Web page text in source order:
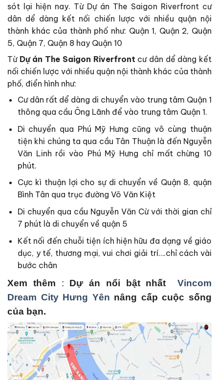
sót lại hiện nay. Từ Dự án The Saigon Riverfront cư
dân dể dàng kết nối chiến lược với nhiều quận nội
thành khác của thành phố như: Quận 1, Quận 2, Quận
5, Quận 7, Quận 8 hay Quận 10
Từ Dự án The Saigon Riverfront cư dân dể dàng kết
nối chiến lược với nhiều quận nội thành khác của thành
phố, điển hình như:
Cư dân rất dể dàng di chuyển vào trung tâm Quận 1
thông qua cầu Ông Lãnh để vào trung tâm Quận 1.
Di chuyển qua Phú Mỹ Hưng cũng vô cùng thuận
tiện khi chúng ta qua cầu Tân Thuận là đến Nguyễn
Văn Linh rồi vào Phú Mỹ Hưng chỉ mất chừng 10
phút.
Cực kì thuận lợi cho sự di chuyển về Quận 8, quận
Bình Tân qua trục đường Võ Văn Kiệt
Di chuyển qua cầu Nguyễn Văn Cừ với thời gian chỉ
7 phút là di chuyển về quận 5
Kết nối đến chuỗi tiện ích hiện hữu đa dạng về giáo
dục, y tế, thương mại, vui chơi giải trí….chỉ cách vài
bước chân
Xem thêm : Dự án nổi bật nhấtVincom
Dream City Hưng Yên nâng cấp cuộc sống
của bạn.